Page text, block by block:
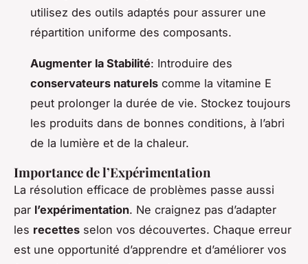
utilisez des outils adaptés pour assurer une
répartition uniforme des composants.
Augmenter la Stabilité: Introduire des
conservateurs naturels comme la vitamine E
peut prolonger la durée de vie. Stockez toujours
les produits dans de bonnes conditions, à l’abri
de la lumière et de la chaleur.
Importance de l’Expérimentation
La résolution efficace de problèmes passe aussi
par l’expérimentation. Ne craignez pas d’adapter
les recettes selon vos découvertes. Chaque erreur
est une opportunité d’apprendre et d’améliorer vos